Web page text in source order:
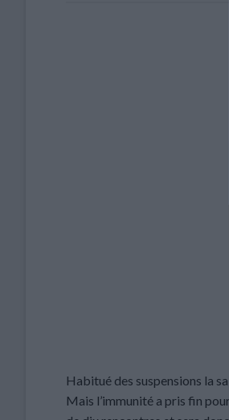
Habitué des suspensions la
Mais l’immunité a pris fin